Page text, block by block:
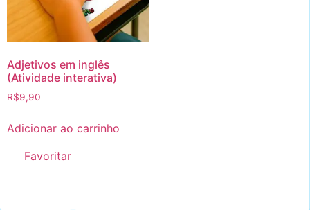
Adjetivos em inglês
(Atividade interativa)
R$9,90
Adicionar ao carrinho
Favoritar